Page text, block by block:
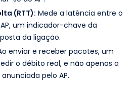
(RTT): Mede a latência entre o
um indicador-chave da
da ligação.
enviar e receber pacotes, um
o débito real, e não apenas a
pelo AP.